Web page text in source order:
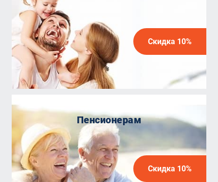
Скидка 10%
Пенсионерам
Скидка 10%